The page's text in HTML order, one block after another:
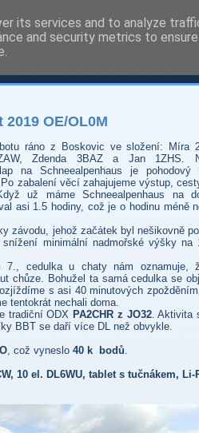
Hradec
OE/OL0M
ráno z Boskovic ve složení: Míra
Zdenda 3BAZ a Jan 1ZHS.
na Schneealpenhaus je pohodový
zabalení věcí zahajujeme výstup,
Když už mámeSchneealpenhaus na
asi 1.5 hodiny, což je o hodinu méně
závodu, jehož začátek byl nešikovně
minimální nadmořské výšky na
7., cedulka u chaty nám oznamuje,
chůze. Bohužel ta samá cedulka se
s asi 40 minutových
tentokrát nechali doma.
tradiční ODX PA2CHR z JO32. Aktivita
BBT se daří více DL než obvykle.
, což vyneslo 40 k bodů.
10 el. DL6WU, tablet s tučnákem, Li-
its services and to analyze
and security metrics to